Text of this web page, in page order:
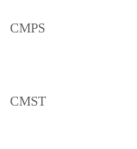
CMPS
CMST